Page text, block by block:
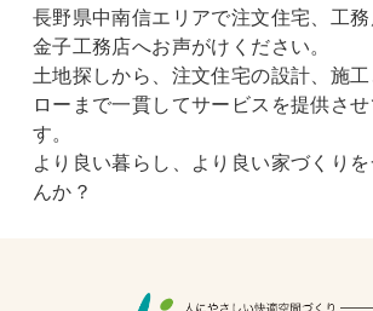
長野県中南信エリアで注文住宅、工
金子工務店へお声がけください。
土地探しから、注文住宅の設計、施
ローまで一貫してサービスを提供さ
す。
より良い暮らし、より良い家づくり
んか？